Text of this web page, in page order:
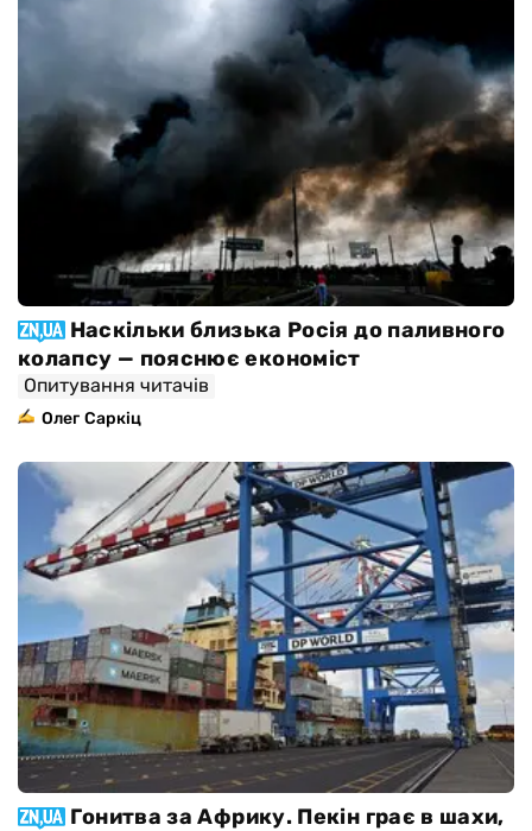
Наскільки близька Росія до паливного
колапсу — пояснює економіст
Опитування читачів
Олег Саркіц
Гонитва за Африку. Пекін грає в шахи,